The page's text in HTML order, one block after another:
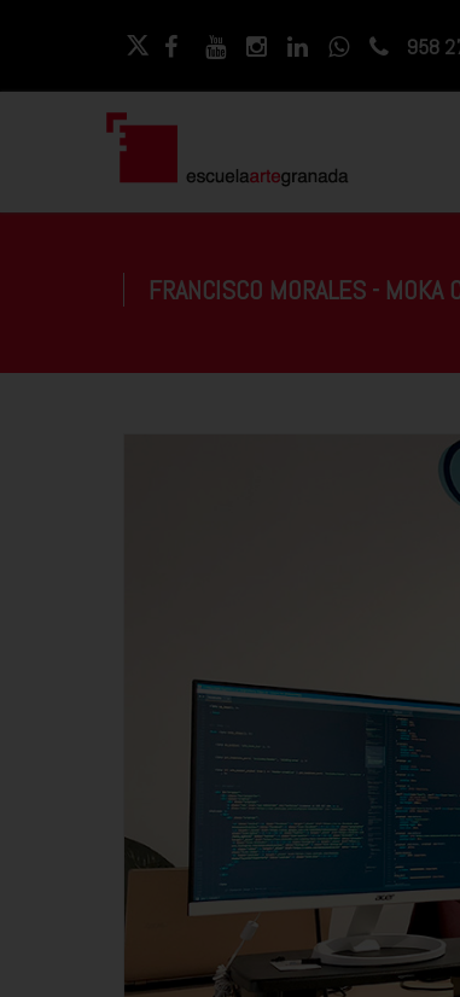
958
FRANCISCO MORALES - MOKA